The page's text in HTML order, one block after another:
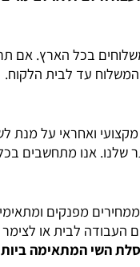
או לצימר בזמן
הארץ. אם תרצו
עד לבית הלקוח.
על מנת לשמח
אנו מתחשבים בכל
מפנקים ומתאימים
לבית או לצימר בזמן